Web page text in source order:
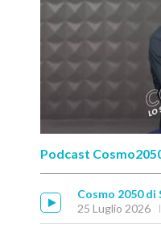
Podcast
Cosmo 2050 di
25 Luglio 2026